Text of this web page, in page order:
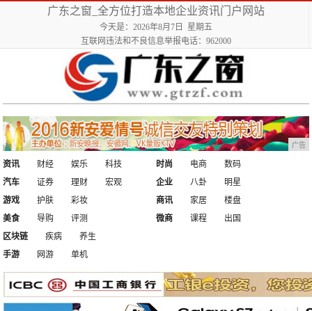
广东之窗_全方位打造本地企业资讯门户网站
今天是：2026年8月7日 星期五
互联网违法和不良信息举报电话：962000
广告
资讯 财经 娱乐
科技
汽车
证券 理财 宏观
时尚 电商
数码
企业
八卦
明星
游戏
护肤
彩妆
美食
导购 评测
商讯 家居
楼盘
微商
课程
出国
区块链
疾病
养生
手游
网游 单机